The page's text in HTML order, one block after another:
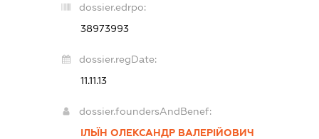
dossier.edrpo:
38973993
dossier.regDate:
11.11.13
dossier.foundersAndBenef:
ІЛЬЇН ОЛЕКСАНДР ВАЛЕРІЙОВИЧ